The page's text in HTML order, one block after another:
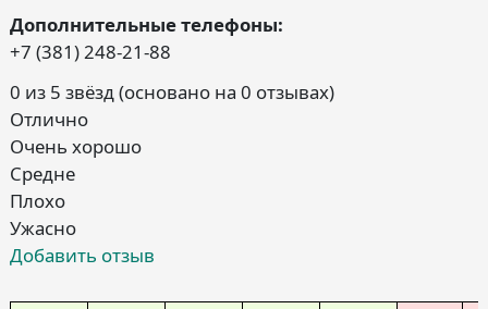
Дополнительные телефоны:
+7 (381) 248-21-88
0 из 5 звёзд (основано на 0 отзывах)
Отлично
Очень хорошо
Средне
Плохо
Ужасно
Добавить отзыв